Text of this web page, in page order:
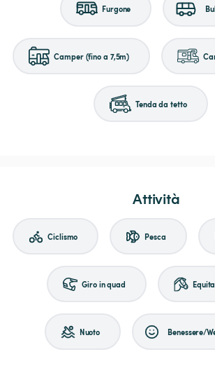
Furgone
Camper (fino a 7,5m)
Tenda da tetto
Attività
Ciclismo Pesca
Giro in quad
Nuoto Benessere/